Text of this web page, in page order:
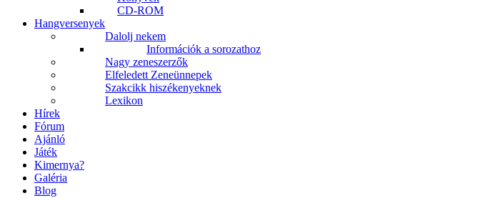
CD-ROM
Hangversenyek
Dalolj nekem
Információk a sorozathoz
Nagy zeneszerzők
Elfeledett Zeneünnepek
Szakcikk hiszékenyeknek
Lexikon
Hírek
Fórum
Ajánló
Játék
Kimernya?
Galéria
Blog